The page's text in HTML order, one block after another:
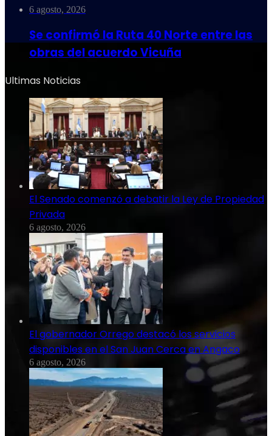
6 agosto, 2026
Se confirmó la Ruta 40 Norte entre las
obras del acuerdo Vicuña
Ultimas Noticias
El Senado comenzó a debatir la Ley de Propiedad
Privada
6 agosto, 2026
El gobernador Orrego destacó los servicios
disponibles en el San Juan Cerca en Angaco
6 agosto, 2026